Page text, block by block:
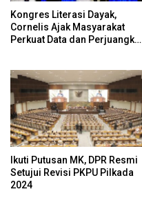
Kongres Literasi Dayak,
Cornelis Ajak Masyarakat
Perkuat Data dan Perjuangkan
Ikuti Putusan MK, DPR Resmi
Setujui Revisi PKPU Pilkada
2024